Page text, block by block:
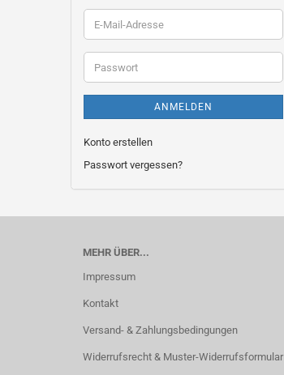
E-
Mail-
Adresse
Passwort
ANMELDEN
Konto erstellen
Passwort vergessen?
MEHR ÜBER...
Impressum
Kontakt
Versand- & Zahlungsbedingungen
Widerrufsrecht & Muster-Widerrufsformular